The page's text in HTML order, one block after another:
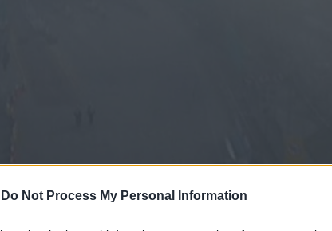
Do Not Process My Personal Information